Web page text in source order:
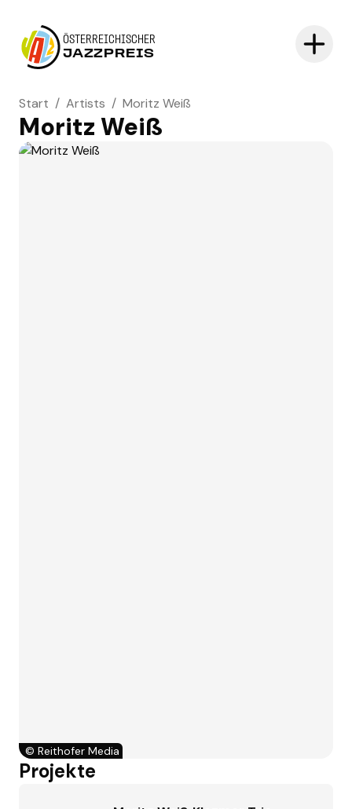
ÖSTERREICHISCHER
JAZZPREIS
Start / Artists / Moritz Weiß
Moritz Weiß
© Reithofer Media
Projekte